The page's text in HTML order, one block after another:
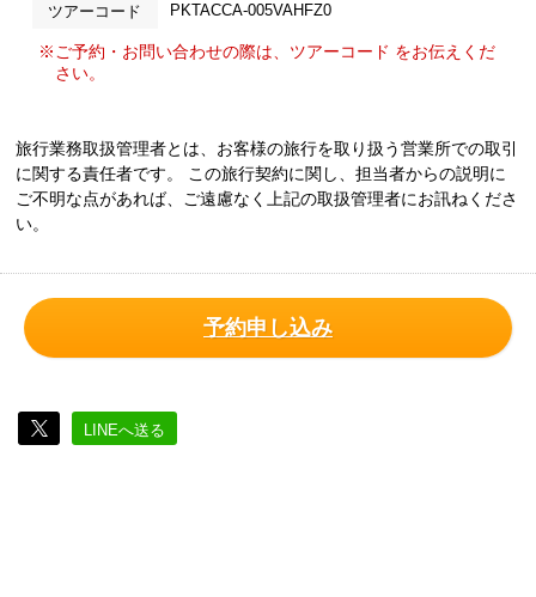
ツアーコード PKTACCA-005VAHFZ0
※ご予約・お問い合わせの際は、ツアーコード をお伝えくだ
さい。
旅行業務取扱管理者とは、お客様の旅行を取り扱う営業所での取引
に関する責任者です。 この旅行契約に関し、担当者からの説明に
ご不明な点があれば、ご遠慮なく上記の取扱管理者にお訊ねくださ
い。
予約申し込み
LINEへ送る